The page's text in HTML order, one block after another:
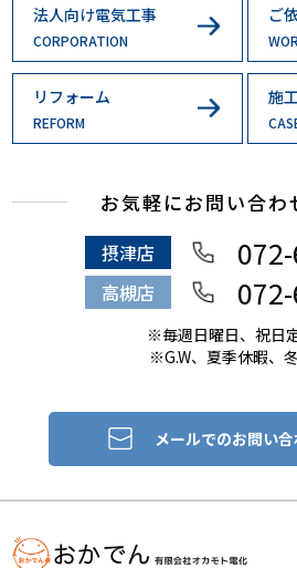
法人向け電気工事
CORPORATION
ご
リフォーム
REFORM
施
お気軽にお問い合わ
摂津店
高槻店
※毎週日曜日、祝日
※G.W、夏季休暇、
メールでのお問い